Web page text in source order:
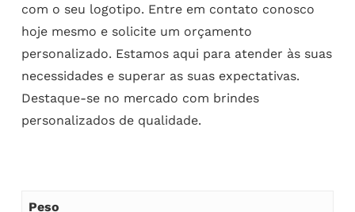
com o seu logotipo. Entre em contato conosco
hoje mesmo e solicite um orçamento
personalizado. Estamos aqui para atender às suas
necessidades e superar as suas expectativas.
Destaque-se no mercado com brindes
personalizados de qualidade.
Peso